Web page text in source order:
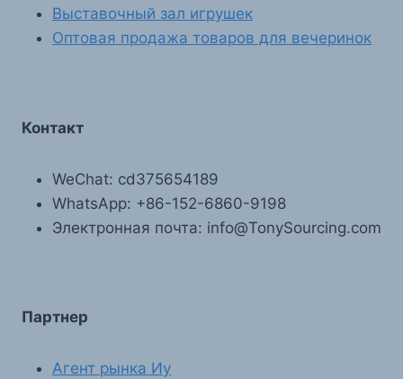
Выставочный зал игрушек
Оптовая продажа товаров для вечеринок
Контакт
WeChat: cd375654189
WhatsApp: +86-152-6860-9198
Электронная почта: info@TonySourcing.com
Партнер
Агент рынка Иу